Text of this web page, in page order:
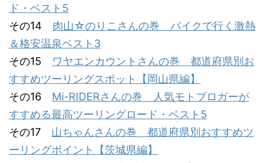
ド・ベスト5
その14 肉山☆のりこさんの巻 バイクで行く激熱
＆格安温泉ベスト3
その15 ワヤエンカウントさんの巻 都道府県別お
すすめツーリングスポット【岡山県編】
その16 Mi-RIDERさんの巻 人気モトブロガーが
すすめる最高ツーリングロード・ベスト5
その17 山ちゃんさんの巻 都道府県別おすすめツ
ーリングポイント【茨城県編】